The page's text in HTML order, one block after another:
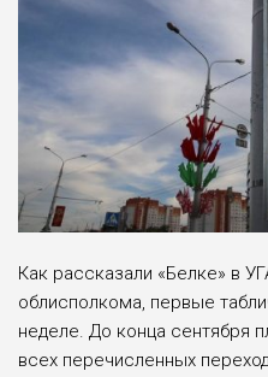
Как рассказали «Белке» в
облисполкома, первые
неделе. До конца сентября
всех перечисленных